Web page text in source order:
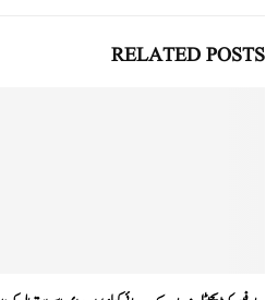
RELATED POSTS